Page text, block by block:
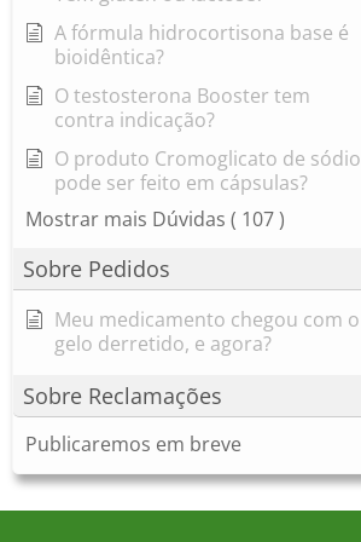
A fórmula hidrocortisona base é
bioidêntica?
O testosterona Booster tem
contra indicação?
O produto Cromoglicato de sódio
pode ser feito em cápsulas?
Mostrar mais Dúvidas ( 107 )
Sobre Pedidos
Meu medicamento chegou com o
gelo derretido, e agora?
Sobre Reclamações
Publicaremos em breve